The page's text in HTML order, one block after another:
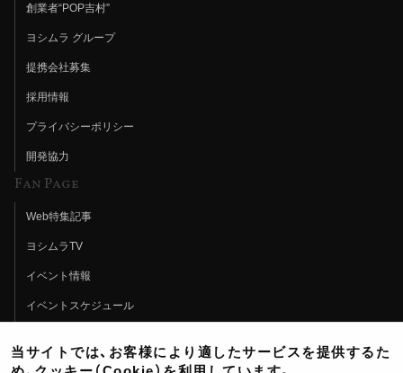
創業者“POP吉村”
ヨシムラ グループ
提携会社募集
採用情報
プライバシーポリシー
開発協力
Fan Page
Web特集記事
ヨシムラTV
イベント情報
イベントスケジュール
壁紙
当サイトでは、お客様により適したサービスを提供するた